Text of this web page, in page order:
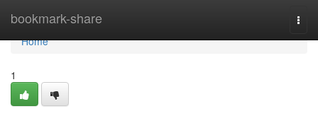
bookmark-share
Home
Home
1